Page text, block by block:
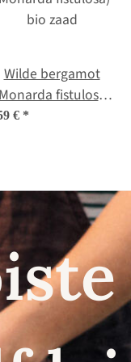
Wilde bergamot
fistulosa)
bio zaad
€ *